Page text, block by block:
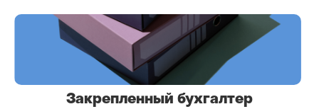
Закрепленный бухгалтер